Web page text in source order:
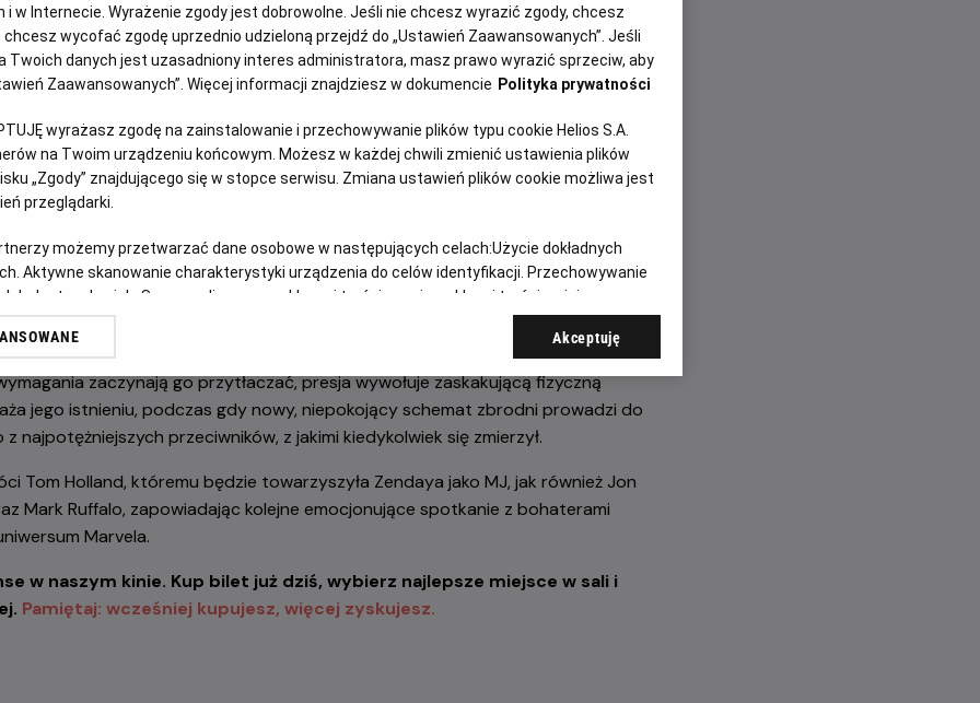
w jego najbardziej osobistej walce i kup bilet na wyczekiwaną
Hollandem w roli głównej.
„Spider-Man: Bez drogi do domu”, film „Spider-Man: Całkiem nowy dzień” otwiera
w życiu Petera Parkera i Spider-Mana. Peter jest teraz dorosłym mężczyzną
czasu, gdy z własnej woli wymazał się z życia i pamięci tych, których kochał.
w Nowym Jorku, który nie zna już jego imienia, w pełni poświęcił się ochronie
zaczynają go przytłaczać, presja wywołuje zaskakującą fizyczną
jego istnieniu, podczas gdy nowy, niepokojący schemat zbrodni prowadzi do
najpotężniejszych przeciwników, z jakimi kiedykolwiek się zmierzył.
Tom Holland, któremu będzie towarzyszyła Zendaya jako MJ, jak również Jon
Mark Ruffalo, zapowiadając kolejne emocjonujące spotkanie z bohaterami
Marvela.
w naszym kinie. Kup bilet już dziś, wybierz najlepsze miejsce w sali i
Pamiętaj: wcześniej kupujesz, więcej zyskujesz.
i w Internecie. Wyrażenie zgody jest dobrowolne. Jeśli nie chcesz wyrazić zgody, chcesz
wycofać zgodę uprzednio udzieloną przejdź do „Ustawień Zaawansowanych”. Jeśli
Twoich danych jest uzasadniony interes administratora, masz prawo wyrazić sprzeciw, aby
Zaawansowanych”. Więcej informacji znajdziesz w dokumencie Polityka prywatności
wyrażasz zgodę na zainstalowanie i przechowywanie plików typu cookie Helios S.A.
na Twoim urządzeniu końcowym. Możesz w każdej chwili zmienić ustawienia plików
„Zgody” znajdującego się w stopce serwisu. Zmiana ustawień plików cookie możliwa jest
przeglądarki.
możemy przetwarzać dane osobowe w następujących celach:Użycie dokładnych
Aktywne skanowanie charakterystyki urządzenia do celów identyfikacji. Przechowywanie
dostęp do nich. Spersonalizowane reklamy i treści, pomiar reklam i treści, opinie
Akceptuję